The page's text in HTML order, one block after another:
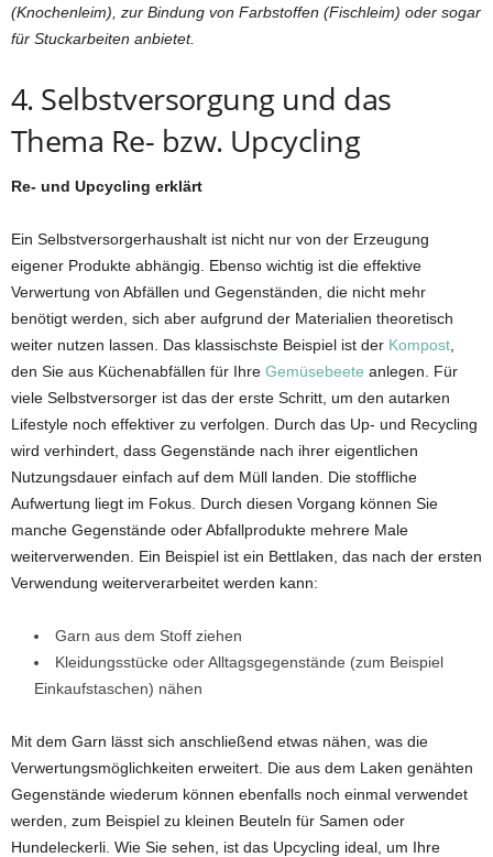
(Knochenleim), zur Bindung von Farbstoffen (Fischleim) oder sogar
für Stuckarbeiten anbietet.
4. Selbstversorgung und das
Thema Re- bzw. Upcycling
Re- und Upcycling erklärt
Ein Selbstversorgerhaushalt ist nicht nur von der Erzeugung
eigener Produkte abhängig. Ebenso wichtig ist die effektive
Verwertung von Abfällen und Gegenständen, die nicht mehr
benötigt werden, sich aber aufgrund der Materialien theoretisch
weiter nutzen lassen. Das klassischste Beispiel ist der Kompost
den Sie aus Küchenabfällen für Ihre Gemüsebeete anlegen. Für
viele Selbstversorger ist das der erste Schritt, um den autarken
Lifestyle noch effektiver zu verfolgen. Durch das Up- und Recycling
wird verhindert, dass Gegenstände nach ihrer eigentlichen
Nutzungsdauer einfach auf dem Müll landen. Die stoffliche
Aufwertung liegt im Fokus. Durch diesen Vorgang können Sie
manche Gegenstände oder Abfallprodukte mehrere Male
weiterverwenden. Ein Beispiel ist ein Bettlaken, das nach der ersten
Verwendung weiterverarbeitet werden kann:
Garn aus dem Stoff ziehen
Kleidungsstücke oder Alltagsgegenstände (zum Beispiel
Einkaufstaschen) nähen
Mit dem Garn lässt sich anschließend etwas nähen, was die
Verwertungsmöglichkeiten erweitert. Die aus dem Laken genähten
Gegenstände wiederum können ebenfalls noch einmal verwendet
werden, zum Beispiel zu kleinen Beuteln für Samen oder
Hundeleckerli. Wie Sie sehen, ist das Upcycling ideal, um Ihre